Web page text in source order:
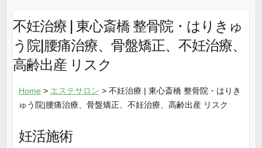
不妊治療 | 東心斎橋 整骨院・はりきゅ
う院|腰痛治療、骨盤矯正、不妊治療、
高齢出産 リスク
Home > エステサロン > 不妊治療 | 東心斎橋 整骨院・はりき
ゅう院|腰痛治療、骨盤矯正、不妊治療、高齢出産 リスク
妊活施術